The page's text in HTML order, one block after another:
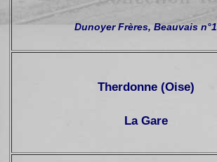
Dunoyer Frères, Beauvais n°1
Therdonne (Oise)
La Gare